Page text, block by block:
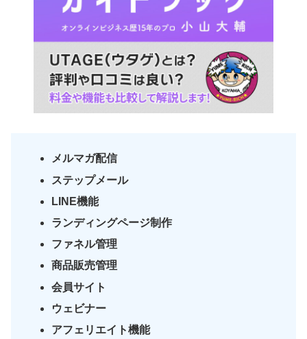
メルマガ配信
ステップメール
LINE機能
ランディングページ制作
ファネル管理
商品販売管理
会員サイト
ウェビナー
アフェリエイト機能